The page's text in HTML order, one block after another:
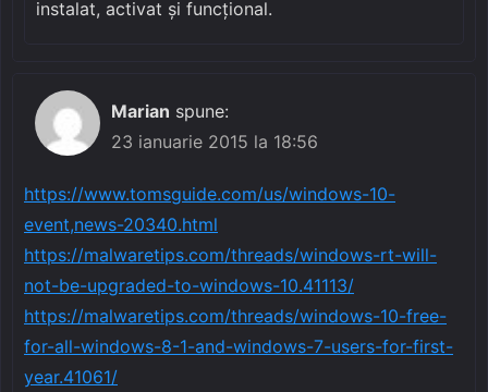
instalat, activat și funcțional.
Marian spune:
23 ianuarie 2015 la 18:56
https://www.tomsguide.com/us/windows-10-
event,news-20340.html
https://malwaretips.com/threads/windows-rt-will-
not-be-upgraded-to-windows-10.41113/
https://malwaretips.com/threads/windows-10-free-
for-all-windows-8-1-and-windows-7-users-for-first-
year.41061/